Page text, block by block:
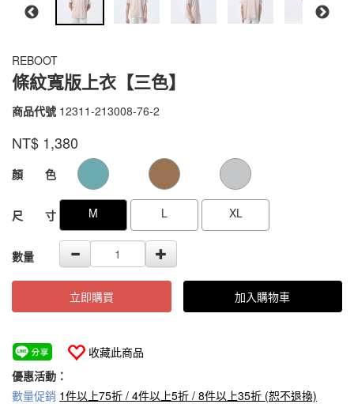
REBOOT
條紋寬版上衣【三色】
商品代號 12311-213008-76-2
12311-
76-
品牌 VOUX
NT$ 1,380
GOODS000000000000000104309
顏 色
尺 寸 M L XL
數量
立即購買 加入購物車
收藏此商品
優惠活動：
數量促銷 1件以上75折 / 4件以上5折 / 8件以上35折 (恕不退換)